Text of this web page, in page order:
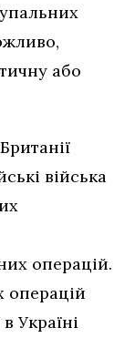
або
війська
операцій.
операцій
Україні